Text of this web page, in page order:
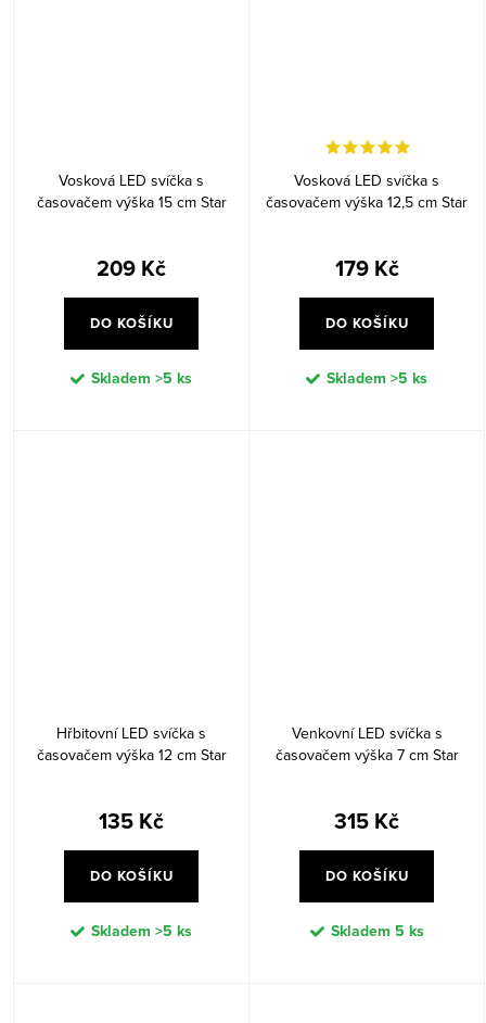
Vosková LED svíčka s
časovačem výška 15 cm Star
209 Kč
DO KOŠÍKU
Skladem >5 ks
Vosková LED svíčka s
časovačem výška 12,5 cm Star
179 Kč
DO KOŠÍKU
Skladem >5 ks
Hřbitovní LED svíčka s
časovačem výška 12 cm Star
135 Kč
DO KOŠÍKU
Skladem >5 ks
Venkovní LED svíčka s
časovačem výška 7 cm Star
315 Kč
DO KOŠÍKU
Skladem 5 ks